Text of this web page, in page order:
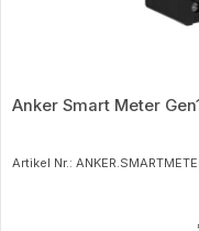
Anker Smart Meter
Artikel Nr.: